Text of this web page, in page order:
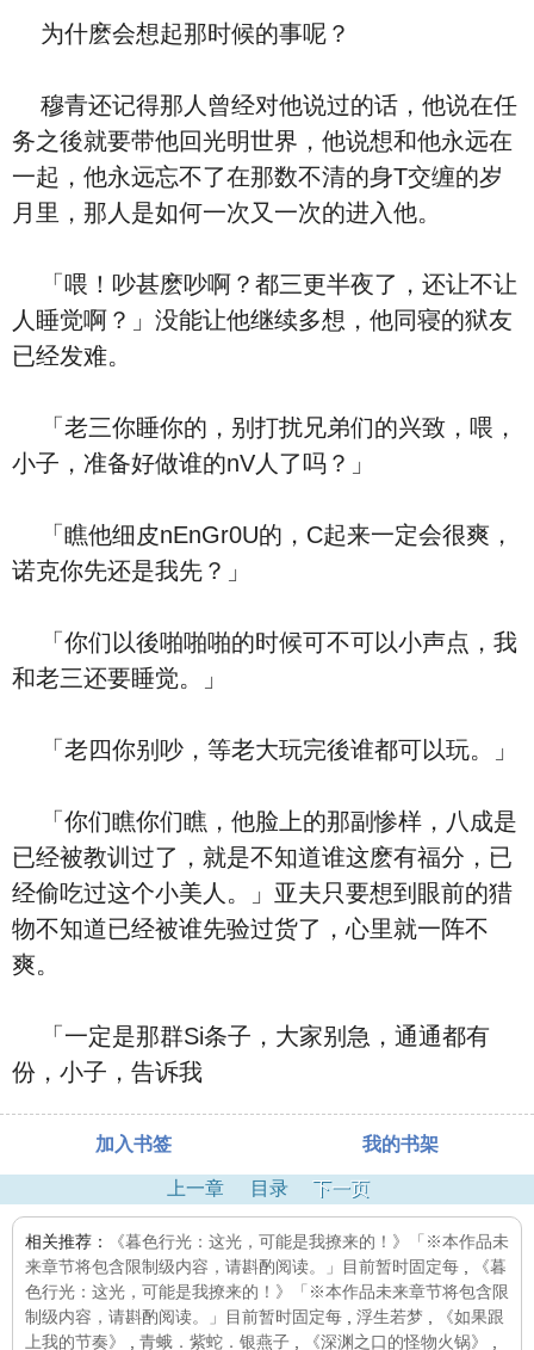
为什麽会想起那时候的事呢？
穆青还记得那人曾经对他说过的话，他说在任
务之後就要带他回光明世界，他说想和他永远在
一起，他永远忘不了在那数不清的身T交缠的岁
月里，那人是如何一次又一次的进入他。
「喂！吵甚麽吵啊？都三更半夜了，还让不让
人睡觉啊？」没能让他继续多想，他同寝的狱友
已经发难。
「老三你睡你的，别打扰兄弟们的兴致，喂，
小子，准备好做谁的nV人了吗？」
「瞧他细皮nEnGr0U的，C起来一定会很爽，
诺克你先还是我先？」
「你们以後啪啪啪的时候可不可以小声点，我
和老三还要睡觉。」
「老四你别吵，等老大玩完後谁都可以玩。」
「你们瞧你们瞧，他脸上的那副惨样，八成是
已经被教训过了，就是不知道谁这麽有福分，已
经偷吃过这个小美人。」亚夫只要想到眼前的猎
物不知道已经被谁先验过货了，心里就一阵不
爽。
「一定是那群Si条子，大家别急，通通都有
份，小子，告诉我
加入书签 我的书架
上一章 目录 下一页
相关推荐：
《暮色行光：这光，可能是我撩来的！》「※本作品未
来章节将包含限制级内容，请斟酌阅读。」目前暂时固定每
《暮
色行光：这光，可能是我撩来的！》「※本作品未来章节将包含限
制级内容，请斟酌阅读。」目前暂时固定每
浮生若梦
《如果跟
上我的节奏》
青蛾．紫蛇．银燕子 《深渊之口的怪物火锅》